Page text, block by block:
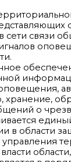
сети связи
оповещения,
хранение,
о
в области